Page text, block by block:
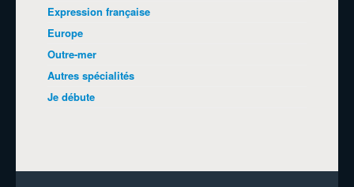
Expression française
Europe
Outre-mer
Autres spécialités
Je débute